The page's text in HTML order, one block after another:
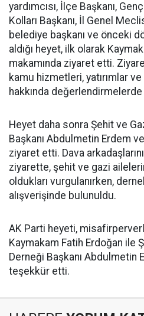
yardımcısı, İlçe Başkanı,
Kolları Başkanı, İl Genel
belediye başkanı ve önceki
aldığı heyet, ilk olarak
makamında ziyaret etti.
kamu hizmetleri, yatırımlar
hakkında
Heyet daha sonra Şehit ve
Başkanı Abdulmetin Erdem
ziyaret etti. Dava
ziyarette, şehit ve gazi
oldukları vurgulanırken,
alışverişinde bulunuldu.
AK Parti heyeti,
Kaymakam Fatih Erdoğan ile
Derneği Başkanı Abdulmetin
teşekkür etti.